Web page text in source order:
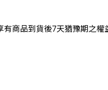
商品到貨後7天猶豫期之